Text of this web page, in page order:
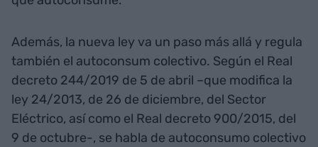
Además, la nueva ley va un paso más allá y regula
también el autoconsum colectivo. Según el Real
decreto 244/2019 de 5 de abril –que modifica la
ley 24/2013, de 26 de diciembre, del Sector
Eléctrico, así como el Real decreto 900/2015, del
9 de octubre-, se habla de autoconsumo colectivo